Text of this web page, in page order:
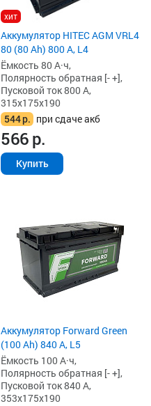
хит
Аккумулятор HITEC AGM VRL4
80 (80 Ah) 800 А, L4
Ёмкость 80 А·ч,
Полярность обратная [- +],
Пусковой ток 800 А,
315x175x190
544р. при сдаче акб
566р.
Купить
Аккумулятор Forward Green
(100 Ah) 840 А, L5
Ёмкость 100 А·ч,
Полярность обратная [- +],
Пусковой ток 840 А,
353x175x190